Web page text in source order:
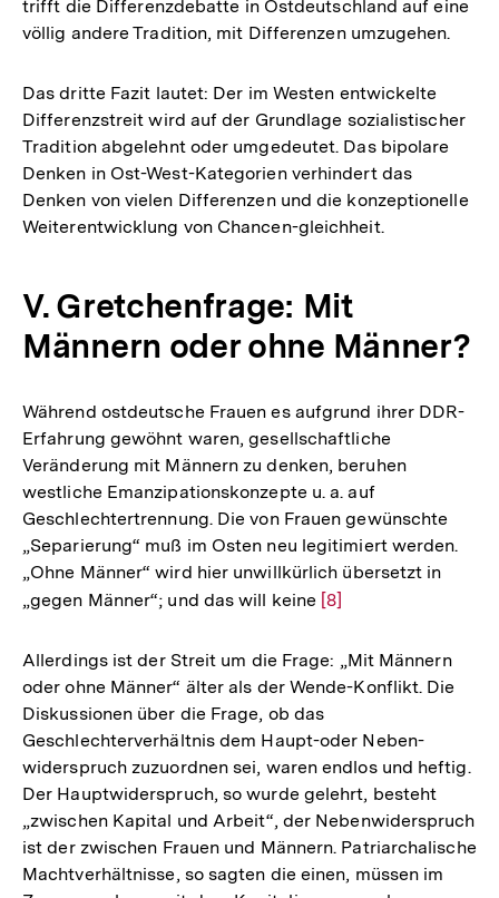
trifft die Differenzdebatte in Ostdeutschland auf eine
völlig andere Tradition, mit Differenzen umzugehen.
Das dritte Fazit lautet: Der im Westen entwickelte
Differenzstreit wird auf der Grundlage sozialistischer
Tradition abgelehnt oder umgedeutet. Das bipolare
Denken in Ost-West-Kategorien verhindert das
Denken von vielen Differenzen und die konzeptionelle
Weiterentwicklung von Chancen-gleichheit.
V. Gretchenfrage: Mit
Männern oder ohne Männer?
Während ostdeutsche Frauen es aufgrund ihrer DDR-
Erfahrung gewöhnt waren, gesellschaftliche
Veränderung mit Männern zu denken, beruhen
westliche Emanzipationskonzepte u. a. auf
Geschlechtertrennung. Die von Frauen gewünschte
„Separierung“ muß im Osten neu legitimiert werden.
„Ohne Männer“ wird hier unwillkürlich übersetzt in
„gegen Männer“; und das will keine Zur
der
Fußnote
[8]
Allerdings ist der Streit um die Frage: „Mit Männern
oder ohne Männer“ älter als der Wende-Konflikt. Die
Diskussionen über die Frage, ob das
Geschlechterverhältnis dem Haupt-oder Neben-
widerspruch zuzuordnen sei, waren endlos und heftig.
Der Hauptwiderspruch, so wurde gelehrt, besteht
„zwischen Kapital und Arbeit“, der Nebenwiderspruch
ist der zwischen Frauen und Männern. Patriarchalische
Machtverhältnisse, so sagten die einen, müssen im